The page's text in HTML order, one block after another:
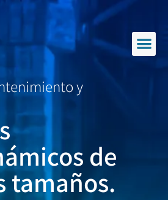
y
de
tamaños.